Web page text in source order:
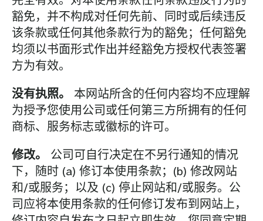
豁免，并不构成对任何先前、同时或后续违反
该条款或任何其他条款行为的豁免；任何豁免
均须以书面形式作出并经豁免方授权代表签署
方为有效。
没有执照。
本网站所含的任何内容均不应理解
为授予您使用公司或任何第三方所拥有的任何
商标、服务标志或徽标的许可。
修改。
公司可自行决定在不另行通知的情况
下，随时 (a) 修订本使用条款；(b) 修改网站
和/或服务；以及 (c) 停止网站和/或服务。公
司应将本使用条款的任何修订发布到网站上，